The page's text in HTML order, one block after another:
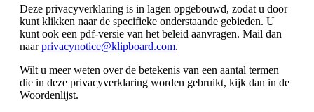
Deze privacyverklaring is in lagen opgebouwd, zodat u door
kunt klikken naar de specifieke onderstaande gebieden. U
kunt ook een pdf-versie van het beleid aanvragen. Mail dan
naarprivacynotice@klipboard.com.
Wilt u meer weten over de betekenis van een aantal termen
die in deze privacyverklaring worden gebruikt, kijk dan in de
Woordenlijst.